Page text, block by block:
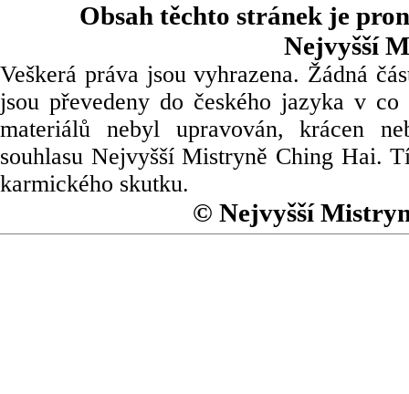
Obsah těchto stránek je
Nejvyšší
Veškerá práva jsou vyhrazena. Žádná
jsou převedeny do českého jazyka v
materiálů nebyl upravován, krácen
souhlasu Nejvyšší Mistryně Ching Hai.
karmického skutku.
© Nejvyšší